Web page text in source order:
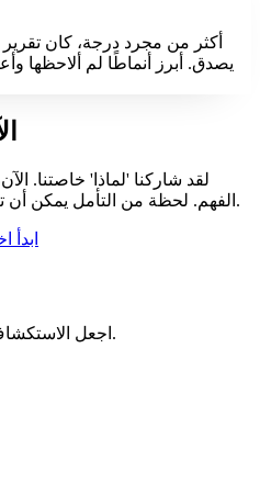
أكثر من مجرد درجة، كان تقرير
يصدق. أبرز أنماطًا لم ألاحظها
لقد شاركنا 'لماذا' خاصتنا.
الفهم. لحظة من التأمل يمكن أن تكون الخطوة الأولى نحو الوضوح.
ابدأ
اجعل الاستكشاف أسهل، واجعل الحياة أكثر ثراءً.